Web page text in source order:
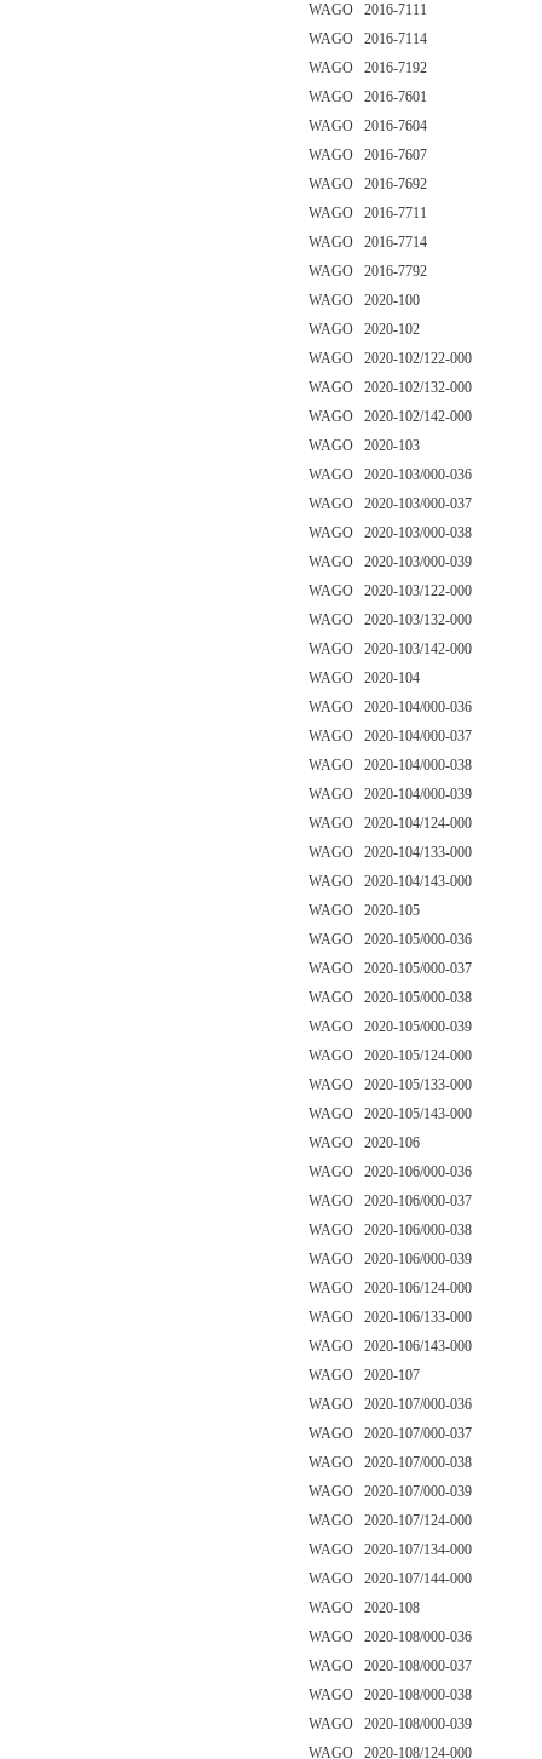
WAGO 2016-7111
WAGO 2016-7114
WAGO 2016-7192
WAGO 2016-7601
WAGO 2016-7604
WAGO 2016-7607
WAGO 2016-7692
WAGO 2016-7711
WAGO 2016-7714
WAGO 2016-7792
WAGO 2020-100
WAGO 2020-102
WAGO 2020-102/122-000
WAGO 2020-102/132-000
WAGO 2020-102/142-000
WAGO 2020-103
WAGO 2020-103/000-036
WAGO 2020-103/000-037
WAGO 2020-103/000-038
WAGO 2020-103/000-039
WAGO 2020-103/122-000
WAGO 2020-103/132-000
WAGO 2020-103/142-000
WAGO 2020-104
WAGO 2020-104/000-036
WAGO 2020-104/000-037
WAGO 2020-104/000-038
WAGO 2020-104/000-039
WAGO 2020-104/124-000
WAGO 2020-104/133-000
WAGO 2020-104/143-000
WAGO 2020-105
WAGO 2020-105/000-036
WAGO 2020-105/000-037
WAGO 2020-105/000-038
WAGO 2020-105/000-039
WAGO 2020-105/124-000
WAGO 2020-105/133-000
WAGO 2020-105/143-000
WAGO 2020-106
WAGO 2020-106/000-036
WAGO 2020-106/000-037
WAGO 2020-106/000-038
WAGO 2020-106/000-039
WAGO 2020-106/124-000
WAGO 2020-106/133-000
WAGO 2020-106/143-000
WAGO 2020-107
WAGO 2020-107/000-036
WAGO 2020-107/000-037
WAGO 2020-107/000-038
WAGO 2020-107/000-039
WAGO 2020-107/124-000
WAGO 2020-107/134-000
WAGO 2020-107/144-000
WAGO 2020-108
WAGO 2020-108/000-036
WAGO 2020-108/000-037
WAGO 2020-108/000-038
WAGO 2020-108/000-039
WAGO 2020-108/124-000